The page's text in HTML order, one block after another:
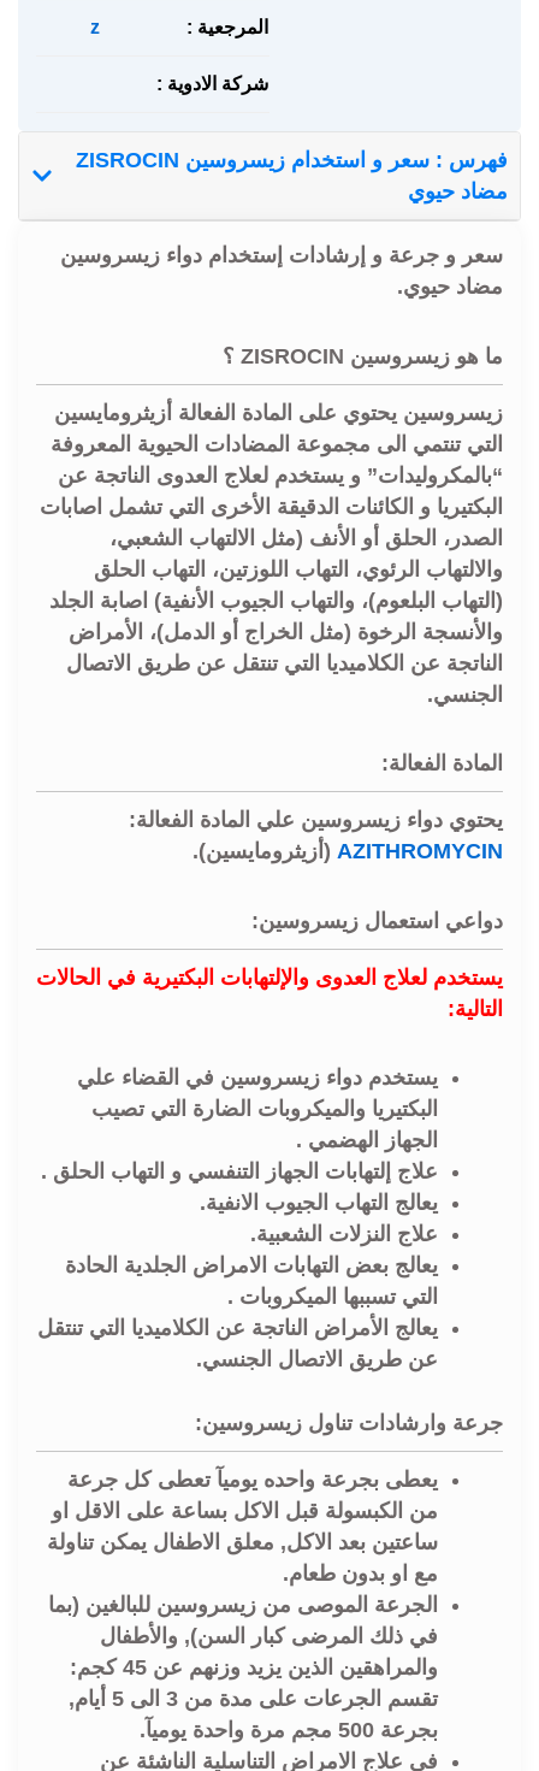
المرجعية : z
شركة الادوية :
فهرس : سعر و استخدام زيسروسين ZISROCIN
مضاد حيوي
سعر و جرعة و إرشادات إستخدام دواء زيسروسين
مضاد حيوي.
ما هو زيسروسين ZISROCIN ؟
زيسروسين يحتوي على المادة الفعالة أزيثرومايسين
التي تنتمي الى مجموعة المضادات الحيوية المعروفة
“بالمكروليدات” و يستخدم لعلاج العدوى الناتجة عن
البكتيريا و الكائنات الدقيقة الأخرى التي تشمل اصابات
الصدر، الحلق أو الأنف (مثل الالتهاب الشعبي،
والالتهاب الرئوي، التهاب اللوزتين، التهاب الحلق
(التهاب البلعوم)، والتهاب الجيوب الأنفية) اصابة الجلد
والأنسجة الرخوة (مثل الخراج أو الدمل)، الأمراض
الناتجة عن الكلاميديا التي تنتقل عن طريق الاتصال
الجنسي.
المادة الفعالة:
يحتوي دواء زيسروسين علي المادة الفعالة:
AZITHROMYCIN (أزيثرومايسين).
دواعي استعمال زيسروسين:
يستخدم لعلاج العدوى والإلتهابات البكتيرية في الحالات
التالية:
يستخدم دواء زيسروسين في القضاء علي
البكتيريا والميكروبات الضارة التي تصيب
الجهاز الهضمي .
علاج إلتهابات الجهاز التنفسي و التهاب الحلق .
يعالج التهاب الجيوب الانفية.
علاج النزلات الشعبية.
يعالج بعض التهابات الامراض الجلدية الحادة
التي تسببها الميكروبات .
يعالج الأمراض الناتجة عن الكلاميديا التي تنتقل
عن طريق الاتصال الجنسي.
جرعة وارشادات تناول زيسروسين:
يعطى بجرعة واحده يوميآ تعطى كل جرعة
من الكبسولة قبل الاكل بساعة على الاقل او
ساعتين بعد الاكل, معلق الاطفال يمكن تناولة
مع او بدون طعام.
الجرعة الموصى من زيسروسين للبالغين (بما
في ذلك المرضى كبار السن), والأطفال
والمراهقين الذين يزيد وزنهم عن 45 كجم:
تقسم الجرعات على مدة من 3 الى 5 أيام,
بجرعة 500 مجم مرة واحدة يوميآ.
في علاج الامراض التناسلية الناشئة عن